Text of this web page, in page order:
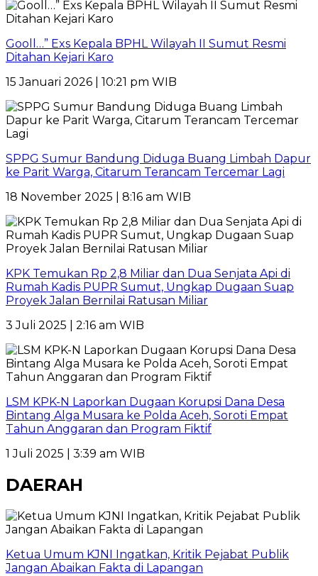
Gooll…” Exs Kepala BPHL Wilayah II Sumut Resmi
Ditahan Kejari Karo
15 Januari 2026 | 10:21 pm WIB
SPPG Sumur Bandung Diduga Buang Limbah Dapur
ke Parit Warga, Citarum Terancam Tercemar Lagi
18 November 2025 | 8:16 am WIB
KPK Temukan Rp 2,8 Miliar dan Dua Senjata Api di
Rumah Kadis PUPR Sumut, Ungkap Dugaan Suap
Proyek Jalan Bernilai Ratusan Miliar
3 Juli 2025 | 2:16 am WIB
LSM KPK-N Laporkan Dugaan Korupsi Dana Desa
Bintang Alga Musara ke Polda Aceh, Soroti Empat
Tahun Anggaran dan Program Fiktif
1 Juli 2025 | 3:39 am WIB
DAERAH
Ketua Umum KJNI Ingatkan, Kritik Pejabat Publik
Jangan Abaikan Fakta di Lapangan